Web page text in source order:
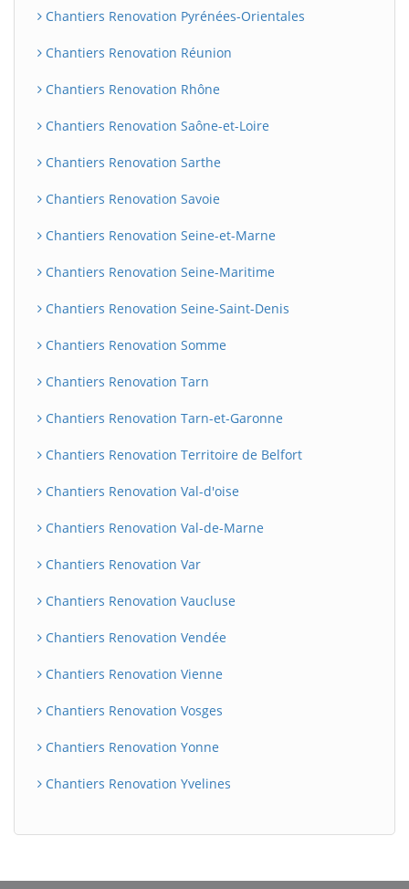
Chantiers Renovation Pyrénées-Orientales
Chantiers Renovation Réunion
Chantiers Renovation Rhône
Chantiers Renovation Saône-et-Loire
Chantiers Renovation Sarthe
Chantiers Renovation Savoie
Chantiers Renovation Seine-et-Marne
Chantiers Renovation Seine-Maritime
Chantiers Renovation Seine-Saint-Denis
Chantiers Renovation Somme
Chantiers Renovation Tarn
Chantiers Renovation Tarn-et-Garonne
Chantiers Renovation Territoire de Belfort
Chantiers Renovation Val-d'oise
Chantiers Renovation Val-de-Marne
Chantiers Renovation Var
Chantiers Renovation Vaucluse
Chantiers Renovation Vendée
Chantiers Renovation Vienne
Chantiers Renovation Vosges
Chantiers Renovation Yonne
Chantiers Renovation Yvelines
BatiWebPro